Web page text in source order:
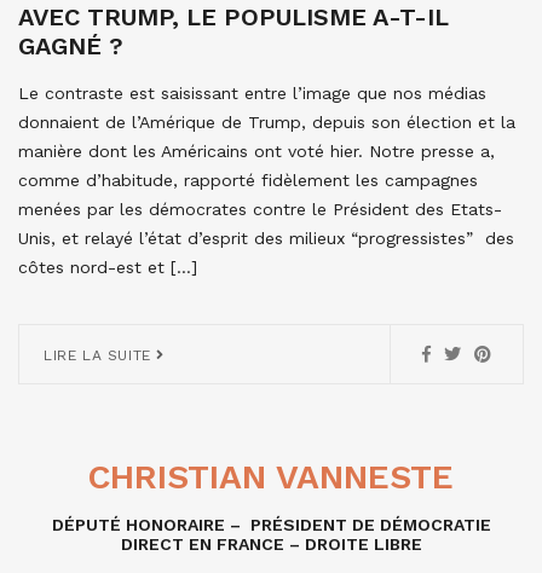
AVEC TRUMP, LE POPULISME A-T-IL
GAGNÉ ?
Le contraste est saisissant entre l’image que nos médias
donnaient de l’Amérique de Trump, depuis son élection et la
manière dont les Américains ont voté hier. Notre presse a,
comme d’habitude, rapporté fidèlement les campagnes
menées par les démocrates contre le Président des Etats-
Unis, et relayé l’état d’esprit des milieux “progressistes” des
côtes nord-est et […]
LIRE LA SUITE
CHRISTIAN VANNESTE
DÉPUTÉ HONORAIRE – PRÉSIDENT DE DÉMOCRATIE
DIRECT EN FRANCE – DROITE LIBRE